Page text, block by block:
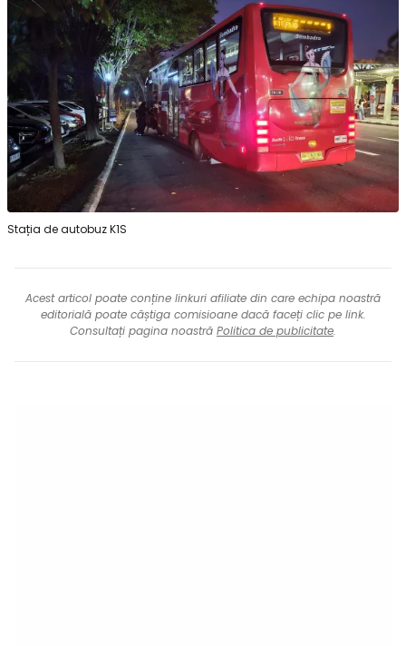
Stația de autobuz K1S
Acest articol poate conține linkuri afiliate din care echipa noastră
editorială poate câștiga comisioane dacă faceți clic pe link.
Consultați pagina noastră Politica de publicitate.